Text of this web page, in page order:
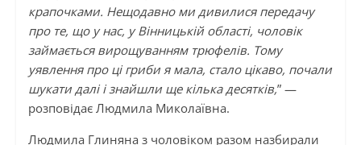
крапочками. Нещодавно ми дивилися передачу
про те, що у нас, у Вінницькій області, чоловік
займається вирощуванням трюфелів. Тому
уявлення про ці гриби я мала, стало цікаво, почали
шукати далі і знайшли ще кілька десятків,” —
розповідає Людмила Миколаївна.
Людмила Глиняна з чоловіком разом назбирали